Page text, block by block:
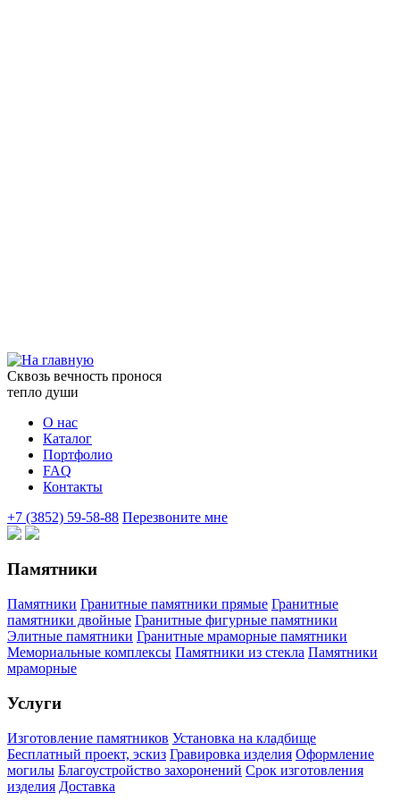
Сквозь вечность пронося
тепло души
О нас
Каталог
Портфолио
FAQ
Контакты
+7 (3852) 59-58-88 Перезвоните мне
Памятники
Памятники Гранитные памятники прямые Гранитные
памятники двойные Гранитные фигурные памятники
Элитные памятники Гранитные мраморные памятники
Мемориальные комплексы Памятники из стекла Памятники
мраморные
Услуги
Изготовление памятников Установка на кладбище
Бесплатный проект, эскиз Гравировка изделия Оформление
могилы Благоустройство захоронений Срок изготовления
изделия Доставка